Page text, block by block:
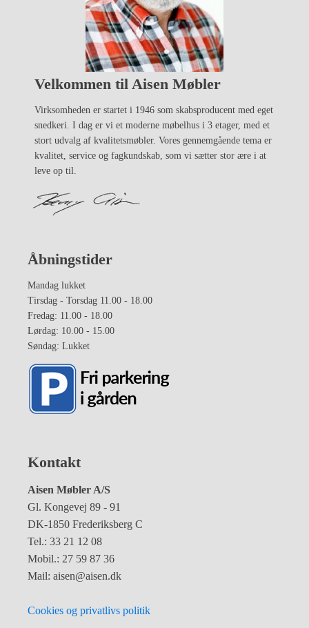
Velkommen til Aisen Møbler
Virksomheden er startet i 1946 som skabsproducent med eget
snedkeri. I dag er vi et moderne møbelhus i 3 etager, med et
stort udvalg af kvalitetsmøbler. Vores gennemgående tema er
kvalitet, service og fagkundskab, som vi sætter stor ære i at
leve op til.
Åbningstider
Mandag lukket
Tirsdag - Torsdag 11.00 - 18.00
Fredag: 11.00 - 18.00
Lørdag: 10.00 - 15.00
Søndag: Lukket
Kontakt
Aisen Møbler A/S
Gl. Kongevej 89 - 91
DK-1850 Frederiksberg C
Tel.: 33 21 12 08
Mobil.: 27 59 87 36
Mail: aisen@aisen.dk
Cookies og privatlivs politik